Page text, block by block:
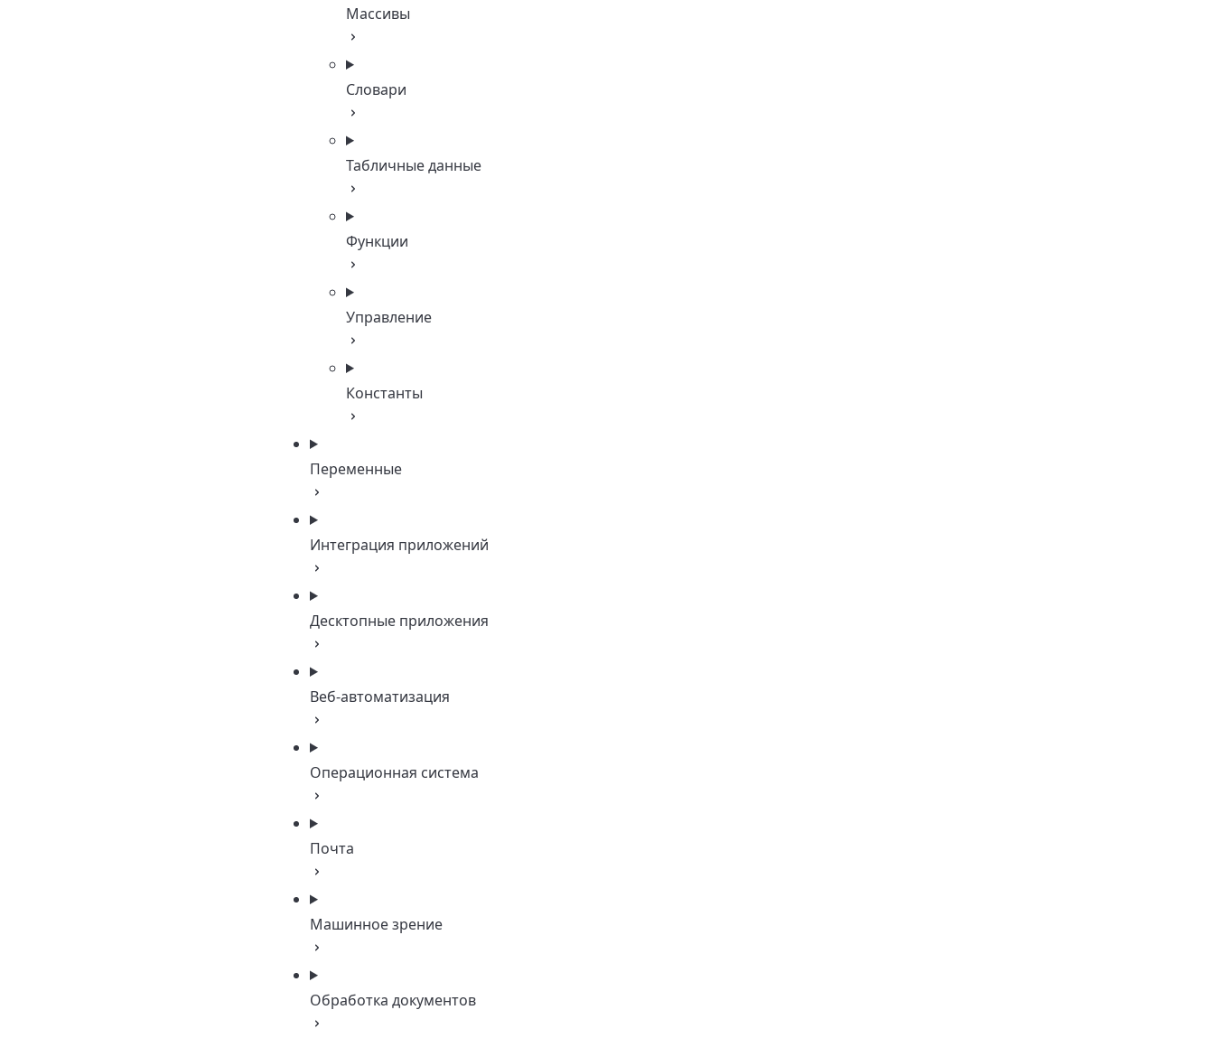
Массивы
Словари
Табличные данные
Функции
Управление
Константы
Переменные
Интеграция приложений
Десктопные приложения
Веб-автоматизация
Операционная система
Почта
Машинное зрение
Обработка документов